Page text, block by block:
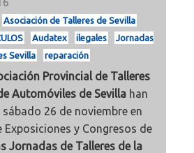
Asociación de Talleres de Sevilla
Audatex ilegales
Jornadas
Sevilla
reparación
Provincial de Talleres
Automóviles de Sevillahan
26 de noviembre en
Exposiciones y Congresos de
Jornadas de Talleres de la